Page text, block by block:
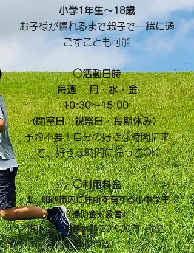
小学1年生～18歳
お子様が慣れるまで親子で一緒に過
ごすことも可能
◯活動日時
毎週 月・水・金
10:30〜15:00
(閉室日：祝祭日・長期休み）​
予約不要！自分の好きな時間に来
て、好きな時間に帰ってOK
◯利用料金
１．印西市内に住所を有する小中学生
（補助金対象者）
利用料金：月額定額 20,000円（税込・
昼食代込）